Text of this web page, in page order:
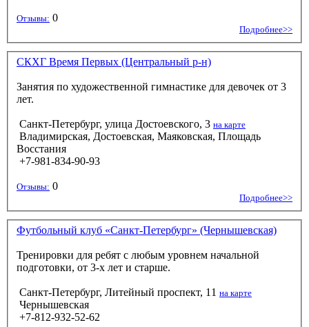
Отзывы: 0
Подробнее>>
СКХГ Время Первых (Центральный р-н)
Занятия по художественной гимнастике для девочек от 3
лет.
Санкт-Петербург, улица Достоевского, 3 на карте
Владимирская, Достоевская, Маяковская, Площадь
Восстания
+7-981-834-90-93
Отзывы: 0
Подробнее>>
Футбольный клуб «Санкт-Петербург» (Чернышевская)
Тренировки для ребят с любым уровнем начальной
подготовки, от 3-х лет и старше.
Санкт-Петербург, Литейный проспект, 11 на карте
Чернышевская
+7-812-932-52-62